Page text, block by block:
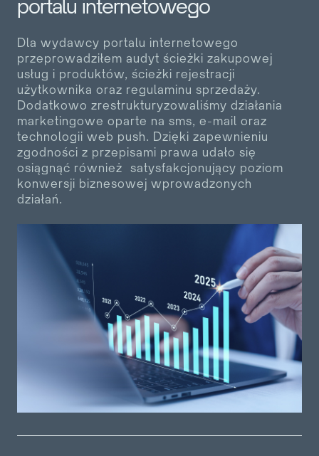
portalu internetowego
Dla wydawcy portalu internetowego
przeprowadziłem audyt ścieżki zakupowej
usług i produktów, ścieżki rejestracji
użytkownika oraz regulaminu sprzedaży.
Dodatkowo zrestrukturyzowaliśmy działania
marketingowe oparte na sms, e-mail oraz
technologii web push. Dzięki zapewnieniu
zgodności z przepisami prawa udało się
osiągnąć również satysfakcjonujący poziom
konwersji biznesowej wprowadzonych
działań.